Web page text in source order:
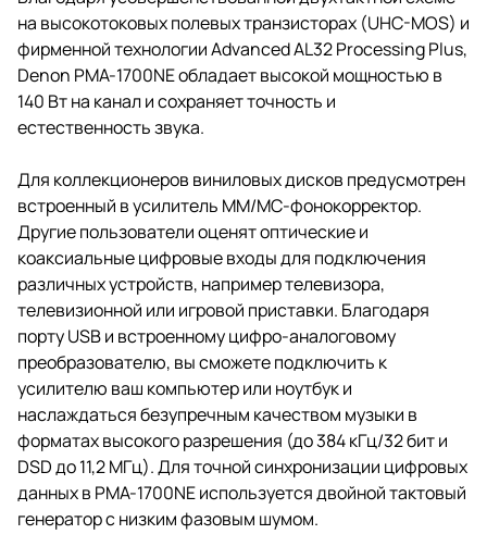
на высокотоковых полевых транзисторах (UHC-MOS) и
фирменной технологии Advanced AL32 Processing Plus,
Denon PMA-1700NE обладает высокой мощностью в
140 Вт на канал и сохраняет точность и
естественность звука.
Для коллекционеров виниловых дисков предусмотрен
встроенный в усилитель ММ/МС-фонокорректор.
Другие пользователи оценят оптические и
коаксиальные цифровые входы для подключения
различных устройств, например телевизора,
телевизионной или игровой приставки. Благодаря
порту USB и встроенному цифро-аналоговому
преобразователю, вы сможете подключить к
усилителю ваш компьютер или ноутбук и
наслаждаться безупречным качеством музыки в
форматах высокого разрешения (до 384 кГц/32 бит и
DSD до 11,2 МГц). Для точной синхронизации цифровых
данных в PMA-1700NE используется двойной тактовый
генератор с низким фазовым шумом.